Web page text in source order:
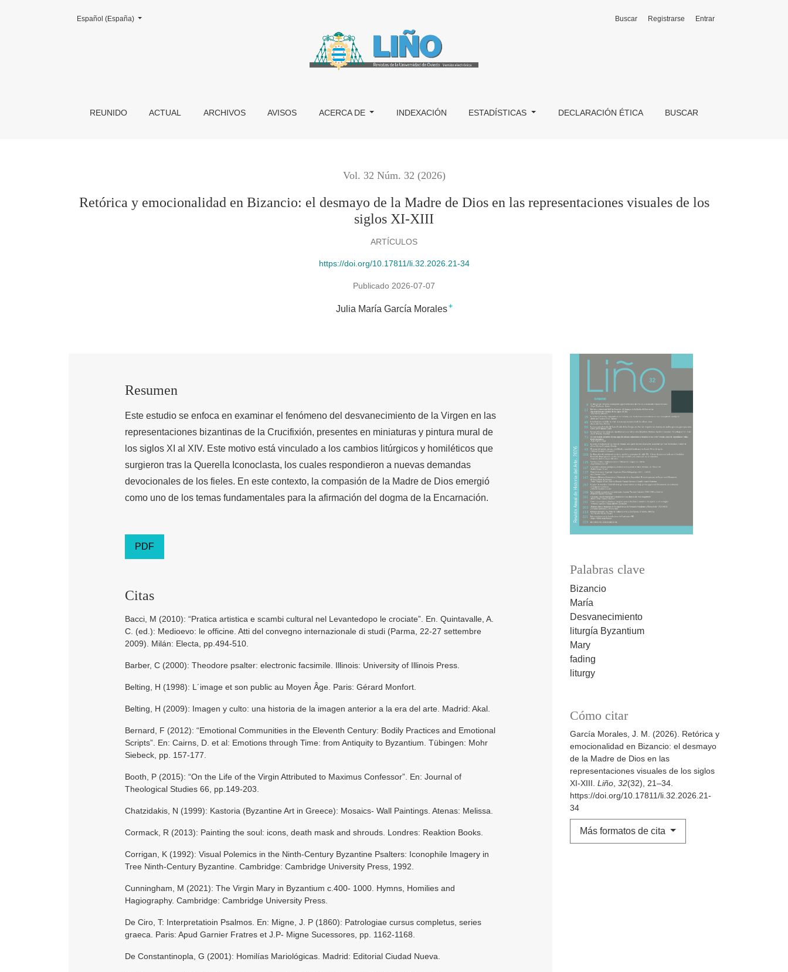
Retórica y emocionalidad en Bizancio: el desmayo de la Madre de Dios en las representaciones visuales de los siglos XI-XIII
REUNIDO ACTUAL ARCHIVOS AVISOS ACERCA DE INDEXACIÓN ESTADÍSTICAS DECLARACIÓN ÉTICA BUSCAR
Buscar Registrarse Entrar
Cambiar el idioma. El actual es:
Español (España)
Vol. 32 Núm. 32 (2026)
Retórica y emocionalidad en Bizancio: el desmayo de la Madre de Dios en las representaciones visuales de los
siglos XI-XIII
ARTÍCULOS
https://doi.org/10.17811/li.32.2026.21-34
Publicado 2026-07-07
Julia María García Morales+
Palabras clave
Bizancio
María
Desvanecimiento
liturgía Byzantium
Mary
fading
liturgy
Cómo citar
García Morales, J. M. (2026). Retórica y
emocionalidad en Bizancio: el desmayo
de la Madre de Dios en las
representaciones visuales de los siglos
XI-XIII. Liño 32(32), 21–34.
https://doi.org/10.17811/li.32.2026.21-
34
Más formatos de cita
Resumen
Este estudio se enfoca en examinar el fenómeno del desvanecimiento de la Virgen en las
representaciones bizantinas de la Crucifixión, presentes en miniaturas y pintura mural de
los siglos XI al XIV. Este motivo está vinculado a los cambios litúrgicos y homiléticos que
surgieron tras la Querella Iconoclasta, los cuales respondieron a nuevas demandas
devocionales de los fieles. En este contexto, la compasión de la Madre de Dios emergió
como uno de los temas fundamentales para la afirmación del dogma de la Encarnación.
PDF
Citas
Bacci, M (2010): “Pratica artistica e scambi cultural nel Levantedopo le crociate”. En. Quintavalle, A.
C. (ed.): Medioevo: le officine. Atti del convegno internazionale di studi (Parma, 22-27 settembre
2009). Milán: Electa, pp.494-510.
Barber, C (2000): Theodore psalter: electronic facsimile. Illinois: University of Illinois Press.
Belting, H (1998): L´image et son public au Moyen Âge. Paris: Gérard Monfort.
Belting, H (2009): Imagen y culto: una historia de la imagen anterior a la era del arte. Madrid: Akal.
Bernard, F (2012): “Emotional Communities in the Eleventh Century: Bodily Practices and Emotional
Scripts”. En: Cairns, D. et al: Emotions through Time: from Antiquity to Byzantium. Tübingen: Mohr
Siebeck, pp. 157-177.
Booth, P (2015): “On the Life of the Virgin Attributed to Maximus Confessor”. En: Journal of
Theological Studies 66, pp.149-203.
Chatzidakis, N (1999): Kastoria (Byzantine Art in Greece): Mosaics- Wall Paintings. Atenas: Melissa.
Cormack, R (2013): Painting the soul: icons, death mask and shrouds. Londres: Reaktion Books.
Corrigan, K (1992): Visual Polemics in the Ninth-Century Byzantine Psalters: Iconophile Imagery in
Tree Ninth-Century Byzantine. Cambridge: Cambridge University Press, 1992.
Cunningham, M (2021): The Virgin Mary in Byzantium c.400- 1000. Hymns, Homilies and
Hagiography. Cambridge: Cambridge University Press.
De Ciro, T: Interpretatioin Psalmos. En: Migne, J. P (1860): Patrologiae cursus completus, series
graeca. Paris: Apud Garnier Fratres et J.P- Migne Sucessores, pp. 1162-1168.
De Constantinopla, G (2001): Homilías Mariológicas. Madrid: Editorial Ciudad Nueva.